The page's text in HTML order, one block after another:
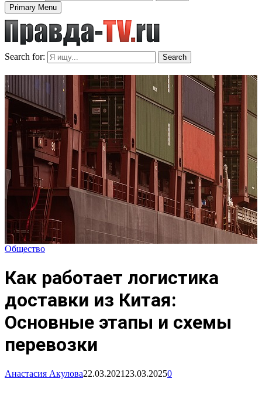
Primary Menu
Search for: Search
Общество
Как работает логистика
доставки из Китая:
Основные этапы и схемы
перевозки
Анастасия Акулова22.03.2021 23.03.20250